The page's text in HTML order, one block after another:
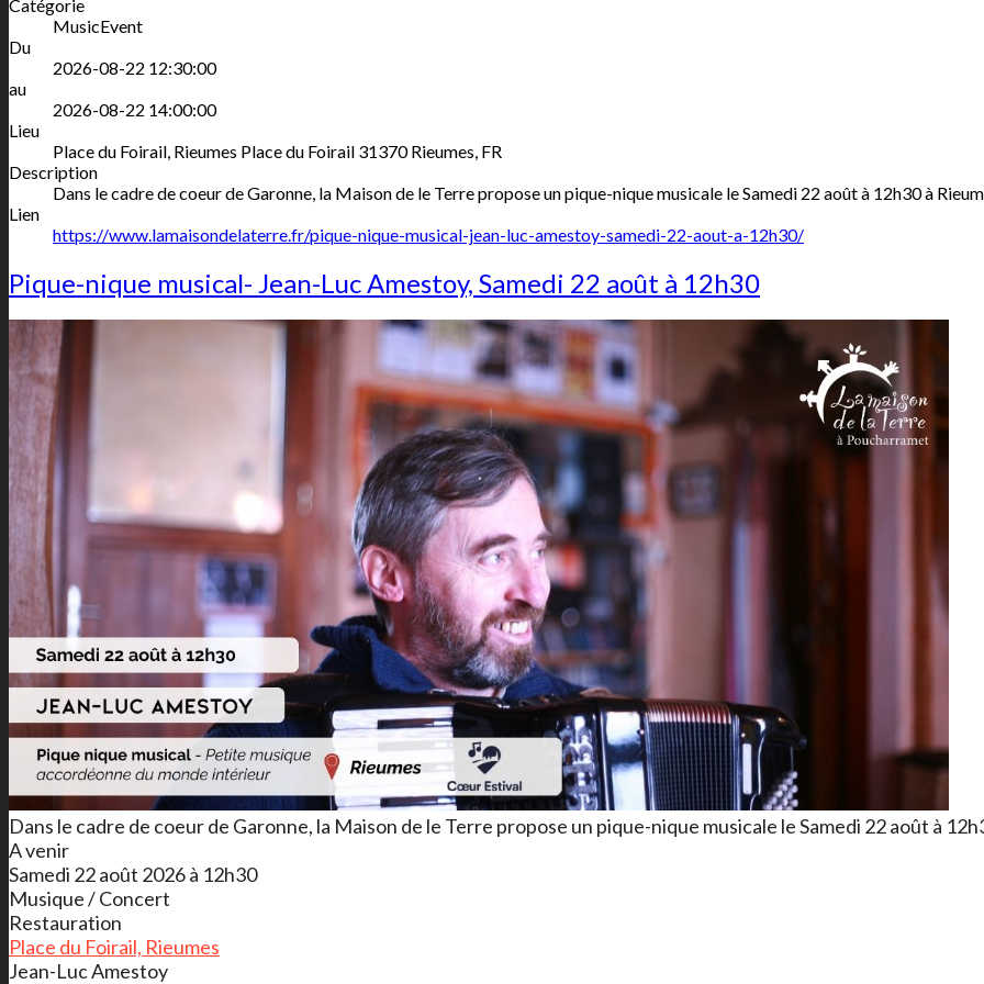
Catégorie
MusicEvent
Du
2026-08-22 12:30:00
au
2026-08-22 14:00:00
Lieu
Place du Foirail, Rieumes Place du Foirail 31370 Rieumes FR
Description
Dans le cadre de coeur de Garonne, la Maison de le Terre propose un pique-nique musicale le Samedi 22 août à 12h30 à
Lien
https://www.lamaisondelaterre.fr/pique-nique-musical-jean-luc-amestoy-samedi-22-aout-a-12h30/
Pique-nique musical- Jean-Luc Amestoy, Samedi 22 août à 12h30
Dans le cadre de coeur de Garonne, la Maison de le Terre propose un pique-nique musicale le Samedi 22 août à
A venir
Samedi 22 août 2026 à 12h30
Musique / Concert
Restauration
Place du Foirail, Rieumes
Jean-Luc Amestoy